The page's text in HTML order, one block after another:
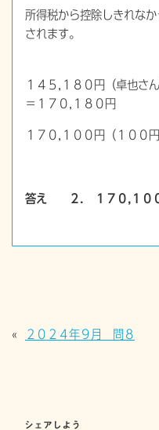
所得税から控除しきれな
されます。
１４５,１８０円（卓也さ
＝１７０,１８０円
１７０,１００円（１００
答え ２． １７０,１０
« ２０２４年９月 問８
シェアしよう